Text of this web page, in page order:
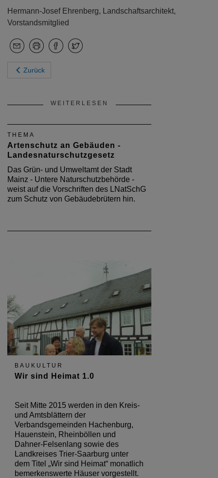
Hermann-Josef Ehrenberg, Landschaftsarchitekt,
Vorstandsmitglied
Zurück
WEITERLESEN
THEMA
Artenschutz an Gebäuden -
Landesnaturschutzgesetz
Das Grün- und Umweltamt der Stadt
Mainz - Untere Naturschutzbehörde -
weist auf die Vorschriften des LNatSchG
zum Schutz von Gebäudebrütern hin.
BAUKULTUR
Wir sind Heimat 1.0
Seit Mitte 2015 werden in den Kreis-
und Amtsblättern der
Verbandsgemeinden Hachenburg,
Hauenstein, Rheinböllen und
Dahner-Felsenlang sowie des
Landkreises Trier-Saarburg unter
dem Titel „Wir sind Heimat“ monatlich
bemerkenswerte Häuser vorgestellt.